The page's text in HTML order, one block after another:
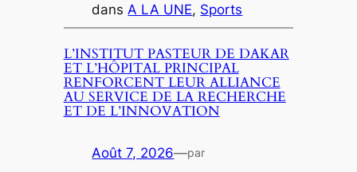
dans A LA UNE, Sports
L’INSTITUT PASTEUR DE DAKAR
ET L’HÔPITAL PRINCIPAL
RENFORCENT LEUR ALLIANCE
AU SERVICE DE LA RECHERCHE
ET DE L’INNOVATION
Août 7, 2026—par